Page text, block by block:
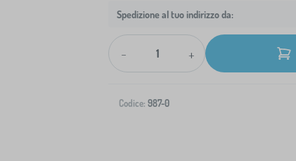
Spedizione al tuo indirizzo da:
- +
Codice: 987-0